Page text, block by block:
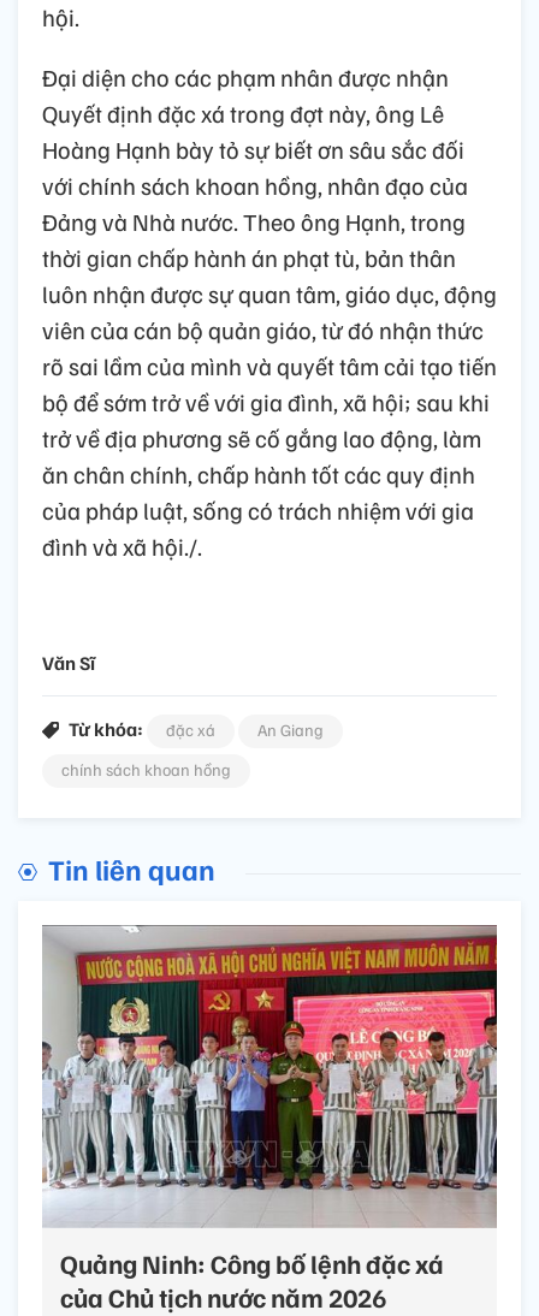
hội.
Đại diện cho các phạm nhân được nhận
Quyết định đặc xá trong đợt này, ông Lê
Hoàng Hạnh bày tỏ sự biết ơn sâu sắc đối
với chính sách khoan hồng, nhân đạo của
Đảng và Nhà nước. Theo ông Hạnh, trong
thời gian chấp hành án phạt tù, bản thân
luôn nhận được sự quan tâm, giáo dục, động
viên của cán bộ quản giáo, từ đó nhận thức
rõ sai lầm của mình và quyết tâm cải tạo tiến
bộ để sớm trở về với gia đình, xã hội; sau khi
trở về địa phương sẽ cố gắng lao động, làm
ăn chân chính, chấp hành tốt các quy định
của pháp luật, sống có trách nhiệm với gia
đình và xã hội./.
Văn Sĩ
Từ khóa: đặc xá
An Giang
chính sách khoan hồng
Tin liên quan
Quảng Ninh: Công bố lệnh đặc xá
của Chủ tịch nước năm 2026